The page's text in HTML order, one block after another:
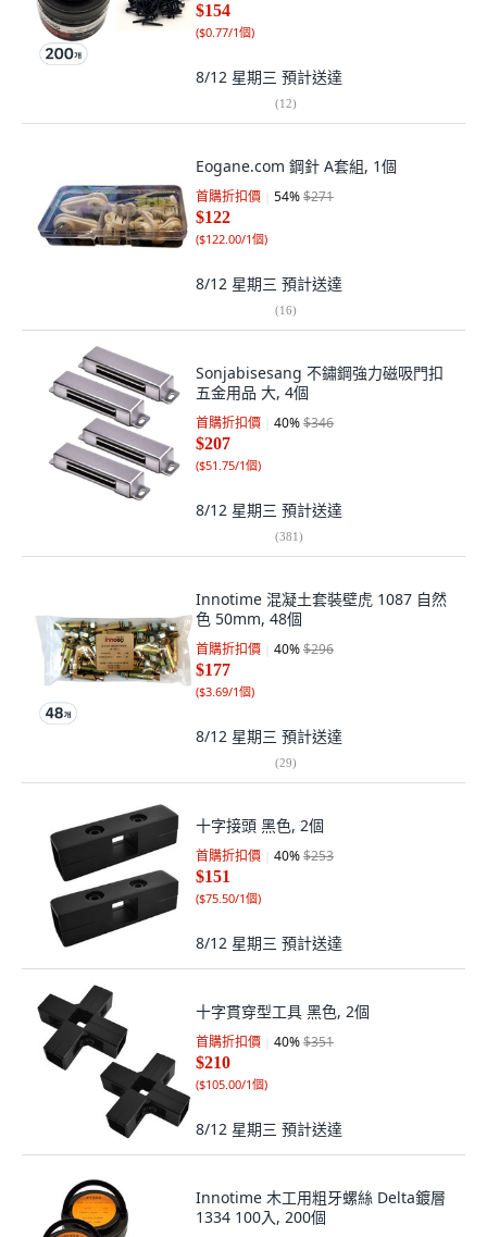
$154
($0.77/1個)
8/12 星期三 預計送達
(12)
Eogane.com 鋼針 A套組, 1個
首購折扣價 54%$271
$122
($122.00/1個)
8/12 星期三 預計送達
(16)
Sonjabisesang 不鏽鋼強力磁吸門扣
五金用品 大, 4個
首購折扣價 40%$346
$207
($51.75/1個)
8/12 星期三 預計送達
(381)
Innotime 混凝土套裝壁虎 1087 自然
色 50mm, 48個
首購折扣價 40%$296
$177
($3.69/1個)
8/12 星期三 預計送達
(29)
十字接頭 黑色, 2個
首購折扣價 40%$253
$151
($75.50/1個)
8/12 星期三 預計送達
十字貫穿型工具 黑色, 2個
首購折扣價 40%$351
$210
($105.00/1個)
8/12 星期三 預計送達
Innotime 木工用粗牙螺絲 Delta鍍層
1334 100入, 200個